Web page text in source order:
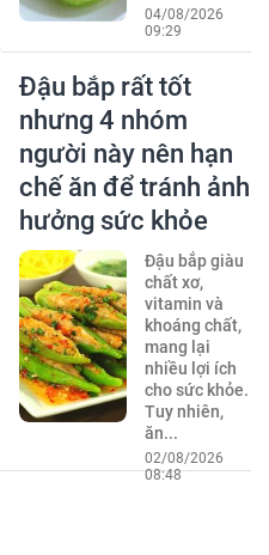
04/08/2026
09:29
Đậu bắp rất tốt
nhưng 4 nhóm
người này nên hạn
chế ăn để tránh ảnh
hưởng sức khỏe
Đậu bắp giàu
chất xơ,
vitamin và
khoáng chất,
mang lại
nhiều lợi ích
cho sức khỏe.
Tuy nhiên,
ăn...
02/08/2026
08:48